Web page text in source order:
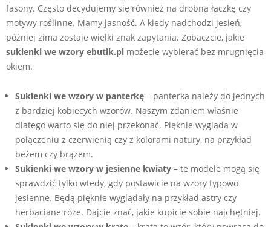
fasony. Często decydujemy się również na drobną łączkę czy
motywy roślinne. Mamy jasność. A kiedy nadchodzi jesień,
później zima zostaje wielki znak zapytania. Zobaczcie, jakie
sukienki we wzory ebutik.pl możecie wybierać bez mrugnięcia
okiem.
Sukienki we wzory w panterkę – panterka należy do jednych
z bardziej kobiecych wzorów. Naszym zdaniem właśnie
dlatego warto się do niej przekonać. Pięknie wygląda w
połączeniu z czerwienią czy z kolorami natury, na przykład
beżem czy brązem.
Sukienki we wzory w jesienne kwiaty – te modele mogą się
sprawdzić tylko wtedy, gdy postawicie na wzory typowo
jesienne. Będą pięknie wyglądały na przykład astry czy
herbaciane róże. Dajcie znać, jakie kupicie sobie najchętniej.